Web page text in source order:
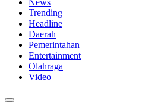
News
Trending
Headline
Daerah
Pemerintahan
Entertainment
Olahraga
Video